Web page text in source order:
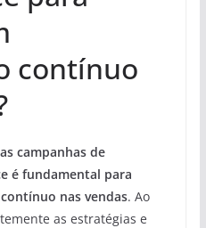
contínuo
campanhas de
é fundamental para
nas vendas. Ao
as estratégias e